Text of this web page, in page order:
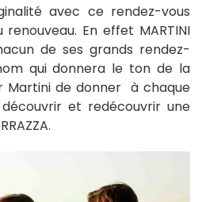
avec ce rendez-vous
En effet MARTINI
de ses grands rendez-
qui donnera le ton de la
Martini de donner à chaque
et redécouvrir une